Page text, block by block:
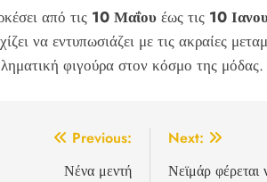
από τις 10 Μαΐου έως τις 10
να εντυπωσιάζει με τις ακραίες
φιγούρα στον κόσμο της μόδας.
Previous:
Νένα μεντή
Next:
Νεϊμάρ φέρεται